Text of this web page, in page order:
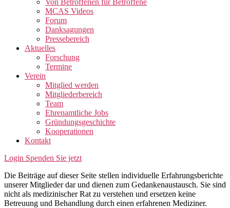
Von Betroffenen für Betroffene
MCAS Videos
Forum
Danksagungen
Pressebereich
Aktuelles
Forschung
Termine
Verein
Mitglied werden
Mitgliederbereich
Team
Ehrenamtliche Jobs
Gründungsgeschichte
Kooperationen
Kontakt
Login Spenden Sie jetzt
Die Beiträge auf dieser Seite stellen individuelle Erfahrungsberichte
unserer Mitglieder dar und dienen zum Gedankenaustausch. Sie sind
nicht als medizinischer Rat zu verstehen und ersetzen keine
Betreuung und Behandlung durch einen erfahrenen Mediziner.